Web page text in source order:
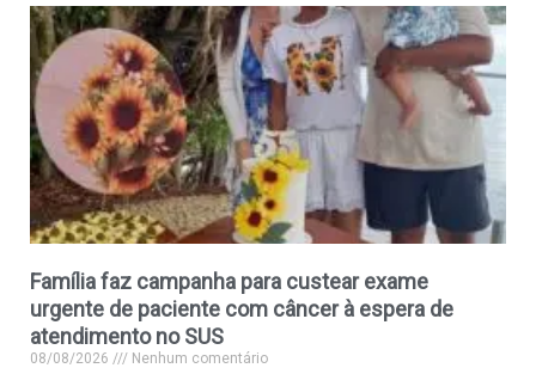
Família faz campanha para custear exame
urgente de paciente com câncer à espera de
atendimento no SUS
08/08/2026 Nenhum comentário